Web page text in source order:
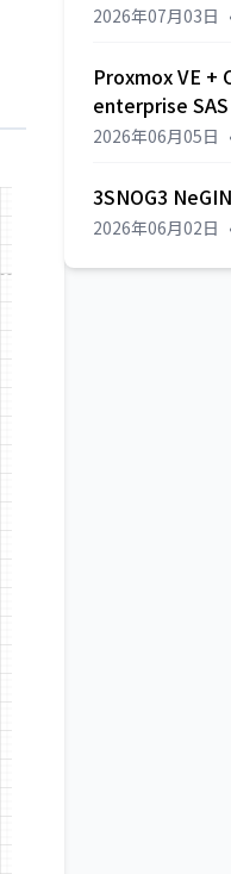
2026年07月03日
Proxmox VE +
enterprise SAS
2026年06月05日
3SNOG3
2026年06月02日